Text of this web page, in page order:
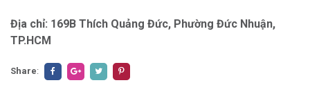
Địa chỉ: 169B Thích Quảng Đức, Phường Đức Nhuận,
TP.HCM
Share: